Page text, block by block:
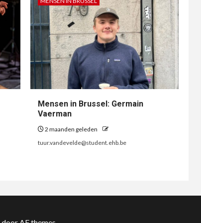
Mensen in Brussel: Germain
Vaerman
2 maanden geleden
tuur.vandevelde@student.ehb.be